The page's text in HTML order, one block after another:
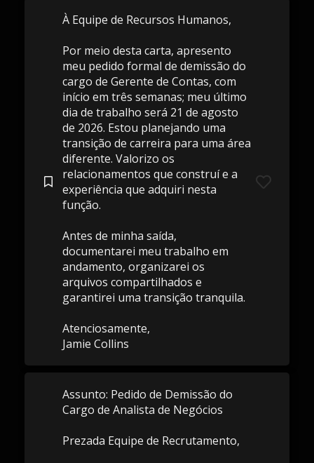
À Equipe de Recursos Humanos,
Por meio desta carta, apresento
meu pedido formal de demissão do
cargo de Gerente de Contas, com
início em três semanas; meu último
dia de trabalho será 21 de agosto
de 2026. Estou planejando uma
transição de carreira para uma área
diferente. Valorizo ​​os
relacionamentos que construí e a
experiência que adquiri nesta
função.
Antes de minha saída,
documentarei meu trabalho em
andamento, organizarei os
arquivos compartilhados e
garantirei uma transição tranquila.
Atenciosamente,
Jamie Collins
Assunto: Pedido de Demissão do
Cargo de Analista de Negócios
Prezada Equipe de Recrutamento,